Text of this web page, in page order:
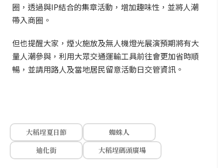
圈，透過與IP結合的集章活動，增加趣味性，並將人潮
帶入商圈。
但也提醒大家，煙火施放及無人機燈光展演預期將有大
量人潮參與，利用大眾交通運輸工具前往會更加省時順
暢，並請用路人及當地居民留意活動日交管資訊。
大稻埕夏日節
蜘蛛人
迪化街
大稻埕碼頭廣場